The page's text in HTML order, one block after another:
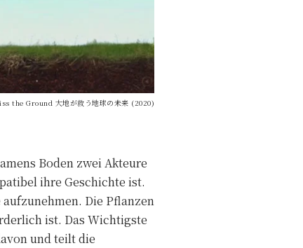
the Ground 大地が救う地球の未来 (2020)
Boden zwei Akteure
ihre Geschichte ist.
Die Pflanzen
ist. Das Wichtigste
und teilt die